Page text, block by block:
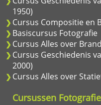
1950)
Cursus Compositie en
Basiscursus Fotografie
Cursus Alles over
Cursus Geschiedenis
2000)
Cursus Alles over
Cursussen Fotografie